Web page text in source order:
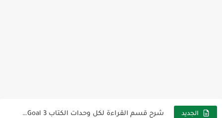
الجديد شرح قسم القراءة لكل وحدات الكتاب Super Goal 3 -...